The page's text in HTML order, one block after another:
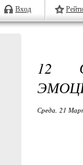
Вход
12
Среда, 21